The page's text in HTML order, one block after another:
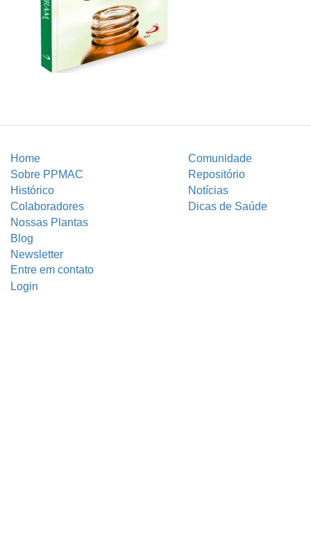
Home
Comunidade
Sobre PPMAC
Repositório
Histórico
Notícias
Colaboradores
Dicas de Saúde
Nossas Plantas
Blog
Newsletter
Entre em contato
Login